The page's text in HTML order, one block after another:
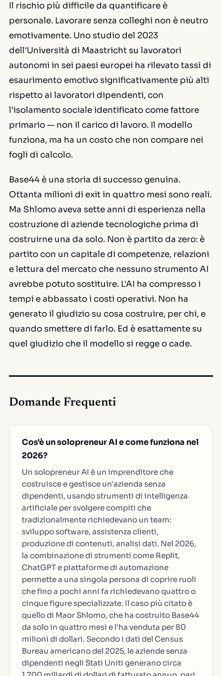
Il rischio più difficile da quantificare è
personale. Lavorare senza colleghi non è neutro
emotivamente. Uno studio del 2023
dell'Università di Maastricht su lavoratori
autonomi in sei paesi europei ha rilevato tassi di
esaurimento emotivo significativamente più alti
rispetto ai lavoratori dipendenti, con
l'isolamento sociale identificato come fattore
primario — non il carico di lavoro. Il modello
funziona, ma ha un costo che non compare nei
fogli di calcolo.
Base44 è una storia di successo genuina.
Ottanta milioni di exit in quattro mesi sono reali.
Ma Shlomo aveva sette anni di esperienza nella
costruzione di aziende tecnologiche prima di
costruirne una da solo. Non è partito da zero: è
partito con un capitale di competenze, relazioni
e lettura del mercato che nessuno strumento AI
avrebbe potuto sostituire. L'AI ha compresso i
tempi e abbassato i costi operativi. Non ha
generato il giudizio su cosa costruire, per chi, e
quando smettere di farlo. Ed è esattamente su
quel giudizio che il modello si regge o cade.
Domande Frequenti
Cos'è un solopreneur AI e come funziona nel
2026?
Un solopreneur AI è un imprenditore che
costruisce e gestisce un'azienda senza
dipendenti, usando strumenti di intelligenza
artificiale per svolgere compiti che
tradizionalmente richiedevano un team:
sviluppo software, assistenza clienti,
produzione di contenuti, analisi dati. Nel 2026,
la combinazione di strumenti come Replit,
ChatGPT e piattaforme di automazione
permette a una singola persona di coprire ruoli
che fino a pochi anni fa richiedevano quattro o
cinque figure specializzate. Il caso più citato è
quello di Maor Shlomo, che ha costruito Base44
da solo in quattro mesi e l'ha venduta per 80
milioni di dollari. Secondo i dati del Census
Bureau americano del 2025, le aziende senza
dipendenti negli Stati Uniti generano circa